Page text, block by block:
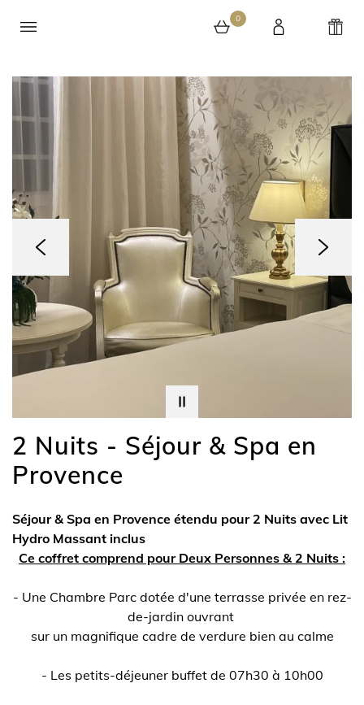
0
0 article au panier
2 Nuits - Séjour & Spa en
Provence
Séjour & Spa en Provence étendu pour 2 Nuits avec Lit
Hydro Massant inclus
Ce coffret comprend pour Deux Personnes & 2 Nuits :
- Une Chambre Parc dotée d'une terrasse privée en rez-
de-jardin ouvrant
sur un magnifique cadre de verdure bien au calme
- Les petits-déjeuner buffet de 07h30 à 10h00